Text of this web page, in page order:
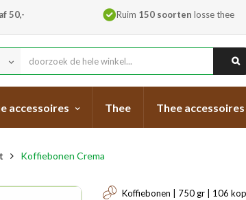
50,- Ruim 150 soorten losse thee
keyboard_arrow_down
accessoires Thee Thee accessoires
Koffiebonen Crema
Koffiebonen | 750 gr | 106